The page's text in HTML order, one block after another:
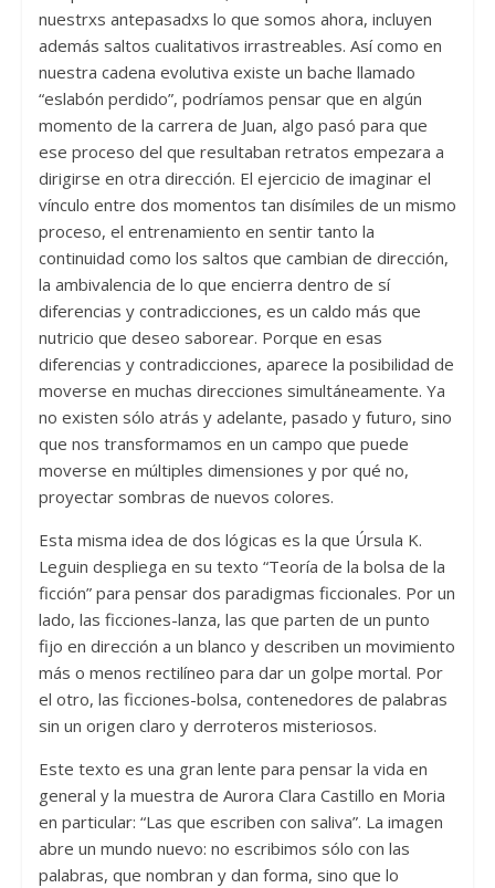
nuestrxs antepasadxs lo que somos ahora, incluyen
además saltos cualitativos irrastreables. Así como en
nuestra cadena evolutiva existe un bache llamado
“eslabón perdido”, podríamos pensar que en algún
momento de la carrera de Juan, algo pasó para que
ese proceso del que resultaban retratos empezara a
dirigirse en otra dirección. El ejercicio de imaginar el
vínculo entre dos momentos tan disímiles de un mismo
proceso, el entrenamiento en sentir tanto la
continuidad como los saltos que cambian de dirección,
la ambivalencia de lo que encierra dentro de sí
diferencias y contradicciones, es un caldo más que
nutricio que deseo saborear. Porque en esas
diferencias y contradicciones, aparece la posibilidad de
moverse en muchas direcciones simultáneamente. Ya
no existen sólo atrás y adelante, pasado y futuro, sino
que nos transformamos en un campo que puede
moverse en múltiples dimensiones y por qué no,
proyectar sombras de nuevos colores.
Esta misma idea de dos lógicas es la que Úrsula K.
Leguin despliega en su texto “Teoría de la bolsa de la
ficción” para pensar dos paradigmas ficcionales. Por un
lado, las ficciones-lanza, las que parten de un punto
fijo en dirección a un blanco y describen un movimiento
más o menos rectilíneo para dar un golpe mortal. Por
el otro, las ficciones-bolsa, contenedores de palabras
sin un origen claro y derroteros misteriosos.
Este texto es una gran lente para pensar la vida en
general y la muestra de Aurora Clara Castillo en Moria
en particular: “Las que escriben con saliva”. La imagen
abre un mundo nuevo: no escribimos sólo con las
palabras, que nombran y dan forma, sino que lo